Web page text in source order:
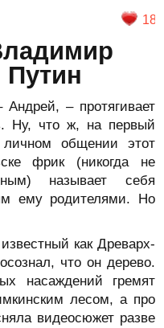
18
Андрей, – протягивает
Ну, что ж, на первый
общении этот
фрик (никогда не
называет себя
ему родителями. Но
как Древарх-
что он дерево.
насаждений гремят
лесом, а про
видеосюжет разве